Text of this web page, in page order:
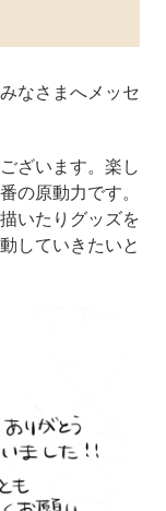
なさまへメッセ
ざいます。楽し
の原動力です。
いたりグッズを
していきたいと